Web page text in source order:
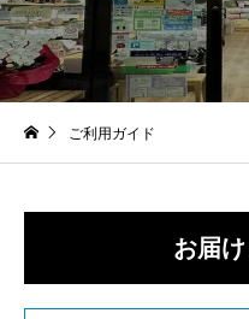
ご利用ガイド
お届